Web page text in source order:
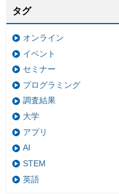
タグ
オンライン
イベント
セミナー
プログラミング
調査結果
大学
アプリ
AI
STEM
英語